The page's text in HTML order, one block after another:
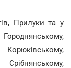
Прилуки та у